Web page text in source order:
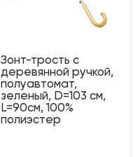
Зонт-трость с
деревянной ручкой,
полуавтомат,
зеленый, D=103 см,
L=90см, 100%
полиэстер